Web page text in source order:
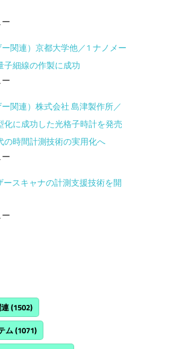
ー関連）京都大学他／1 ナノメー
子細線の作製に成功
ー関連）株式会社 島津製作所／
化に成功した光格子時計を発売
の時間計測技術の実用化へ
ースキャナの計測支援技術を開
(1502)
ム(1071)